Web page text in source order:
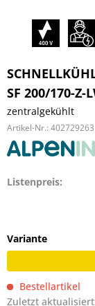
SF 200/170-Z-
zentralgekühlt
Artikel-Nr.: 402729263
Listenpreis:
Variante
Bestellartikel
Zuletzt